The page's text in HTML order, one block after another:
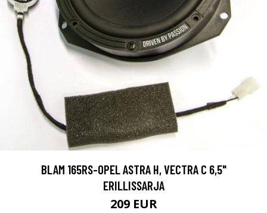
BLAM 165RS-OPEL ASTRA H, VECTRA C 6,5"
ERILLISSARJA
209 EUR